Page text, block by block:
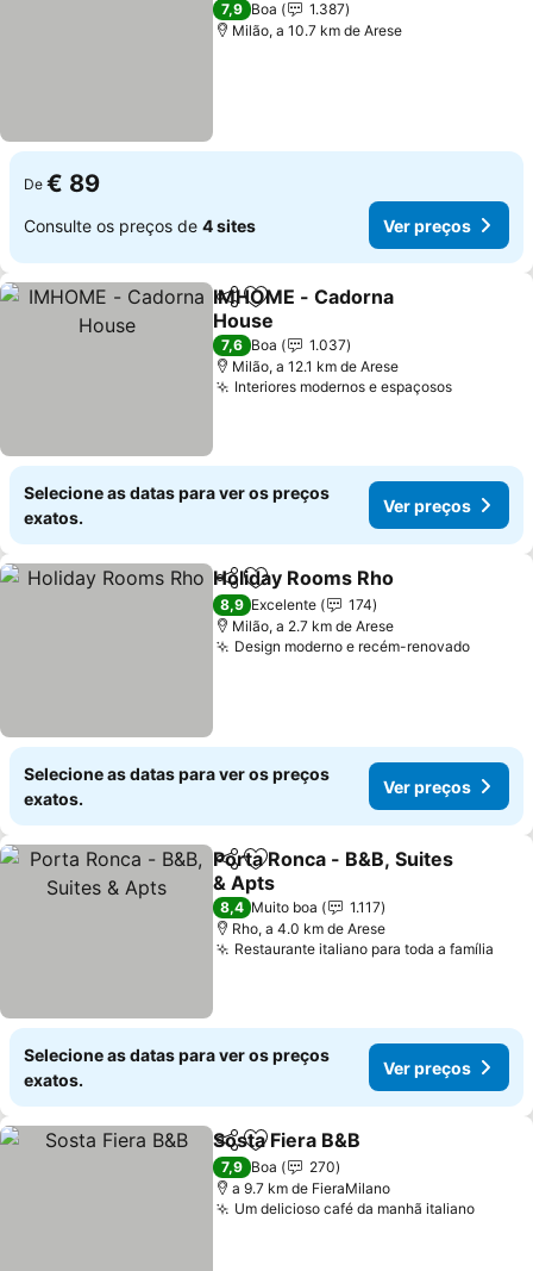
7,9 Boa
1.387
Milão, a 10.7 km de Arese
De € 89
Consulte os preços de 4 sites Ver preços
PartilharAdicionar aos favoritos
IMHOME - Cadorna
House
Ver preços
7,6 Boa
1.037
Milão, a 12.1 km de Arese
Interiores modernos e espaçososVer
Selecione as datas para ver os preços
exatos.
Ver preços
PartilharAdicionar aos favoritos
Holiday Rooms Rho
8,9 Excelente
174
Milão, a 2.7 km de Arese
Design moderno e recém-renovadoVer
Selecione as datas para ver os preços
exatos.
Ver preços
PartilharAdicionar aos favoritos
Porta Ronca - B&B, Suites
& Apts
Ver preços
8,4 Muito boa
1.117
Rho, a 4.0 km de Arese
Restaurante italiano para toda a família
Selecione as datas para ver os preços
exatos.
Ver preços
PartilharAdicionar aos favoritos
Sosta Fiera B&B
7,9 Boa
270
a 9.7 km de FieraMilano
Um delicioso café da manhã italianoVer